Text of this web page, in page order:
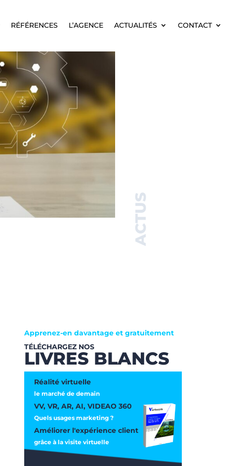
RÉFÉRENCES L’AGENCE ACTUALITÉS CONTACT
RÉFÉRENCES L’AGENCE ACTUALITÉS CONTACT
ACTUS
Apprenez-en davantage et gratuitement
TÉLÉCHARGEZ NOS
LIVRES BLANCS
Réalité virtuelle
le marché de demain
VV, VR, AR, AI, VIDEAO 360
Quels usages marketing ?
Améliorer l'expérience client
grâce à la visite virtuelle